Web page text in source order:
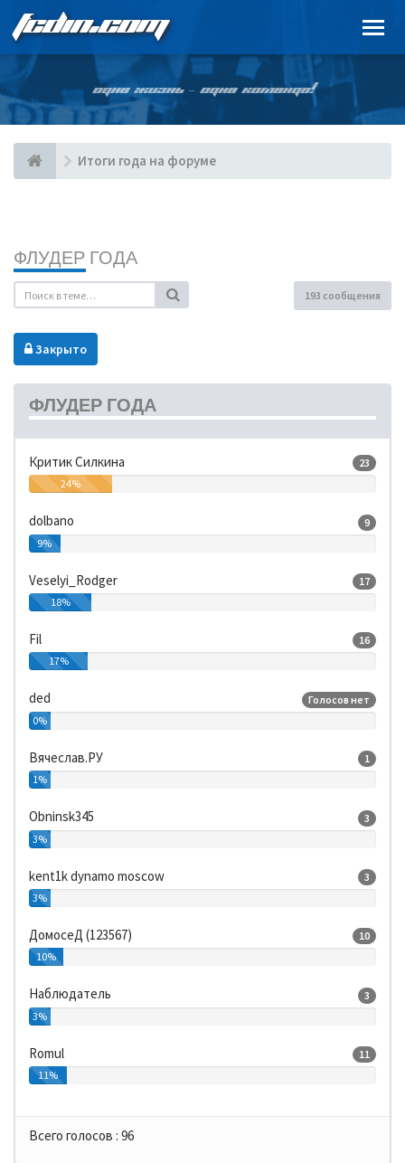
FCDIN.COM
ОДНА ЖИЗНЬ – ОДНА КОМАНДА!
Итоги года на форуме
ФЛУДЕР ГОДА
193 сообщения
Закрыто
ФЛУДЕР ГОДА
Критик Силкина
23
24%
dolbano
9
9%
Veselyi_Rodger
17
18%
Fil
16
17%
ded
Голосов нет
0%
Вячеслав.РУ
1
1%
Obninsk345
3
3%
kent1k dynamo moscow
3
3%
ДомосеД (123567)
10
10%
Наблюдатель
3
3%
Romul
11
11%
Всего голосов : 96